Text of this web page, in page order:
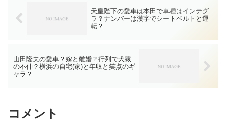
天皇陛下の愛車は本田で車種はインテグ
ラ？ナンバーは漢字でシートベルトと運
転？
山田隆夫の愛車？嫁と離婚？行列で犬猿
の不仲？横浜の自宅(家)と年収と笑点のギ
ャラ？
コメント